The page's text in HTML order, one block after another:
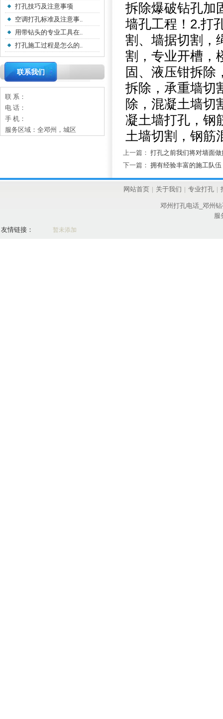
打孔技巧及注意事项
空调打孔标准及注意事..
用带钻头的专业工具在..
打孔施工过程是怎么的..
联系我们
联 系：
电 话：
手 机：
服务区域：全邓州，城区
拆除爆破钻孔加
墙孔工程！2.打
割、墙据切割，
割，专业开槽，
固、液压钳拆除
拆除，承重墙切
除，混凝土墙切
凝土墙打孔，钢
土墙切割，钢筋
上一篇： 打孔之前我们将对墙面
下一篇： 拥有经验丰富的施工队
网站首页 | 关于我们 | 专业打孔 |
邓州打孔电话_邓州
服
友情链接：
暂未添加